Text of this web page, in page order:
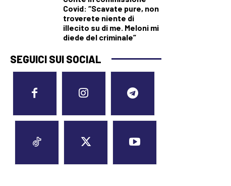
Covid: “Scavate pure, non
troverete niente di
illecito su di me. Meloni mi
diede del criminale”
SEGUICI SUI SOCIAL